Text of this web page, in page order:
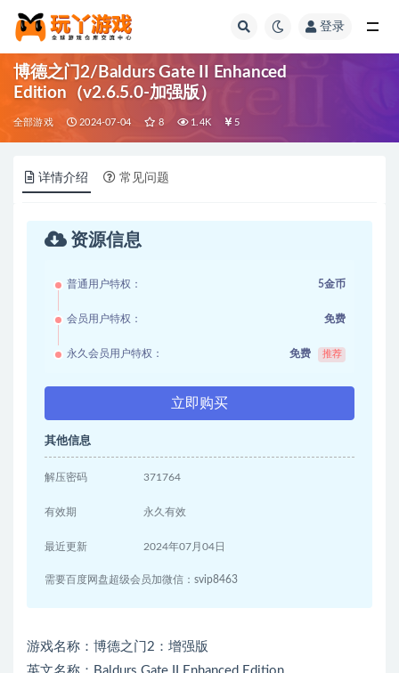
登录
博德之门2/Baldurs Gate II Enhanced
Edition（v2.6.5.0-加强版）
全部游戏 2024-07-04 8 1.4K 5
详情介绍 常见问题
资源信息
普通用户特权： 5金币
会员用户特权： 免费
永久会员用户特权： 免费 推荐
立即购买
其他信息
解压密码 371764
有效期 永久有效
最近更新 2024年07月04日
需要百度网盘超级会员加微信：svip8463
游戏名称：博德之门2：增强版